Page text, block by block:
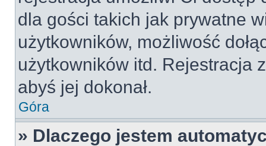
dla gości takich jak prywatne
użytkowników, możliwość
użytkowników itd. Rejestracja
abyś jej dokonał.
Góra
» Dlaczego jestem